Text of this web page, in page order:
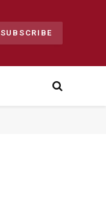
SUBSCRIBE